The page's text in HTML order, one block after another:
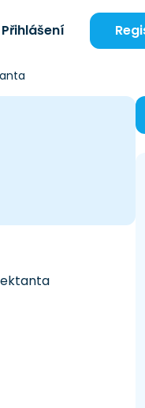
Přihlášení